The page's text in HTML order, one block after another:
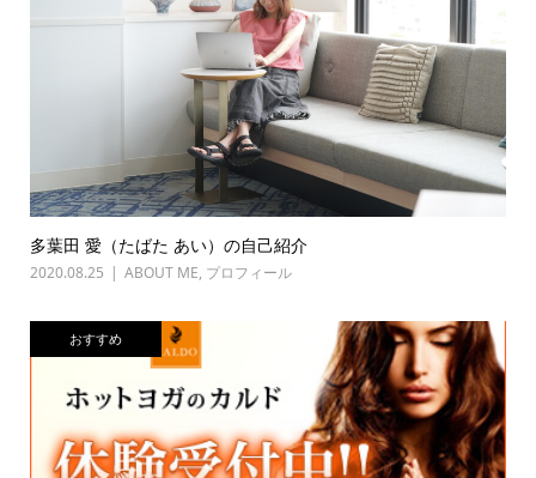
多葉田 愛（たばた あい）の自己紹介
2020.08.25 ABOUT ME, プロフィール
おすすめ